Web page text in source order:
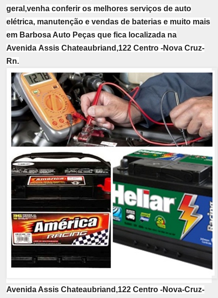
geral,venha conferir os melhores serviços de auto
elétrica, manutenção e vendas de baterias e muito mais
em Barbosa Auto Peças que fica localizada na
Avenida Assis Chateaubriand,122 Centro -Nova Cruz-
Rn.
Avenida Assis Chateaubriand,122 Centro -Nova-Cruz-